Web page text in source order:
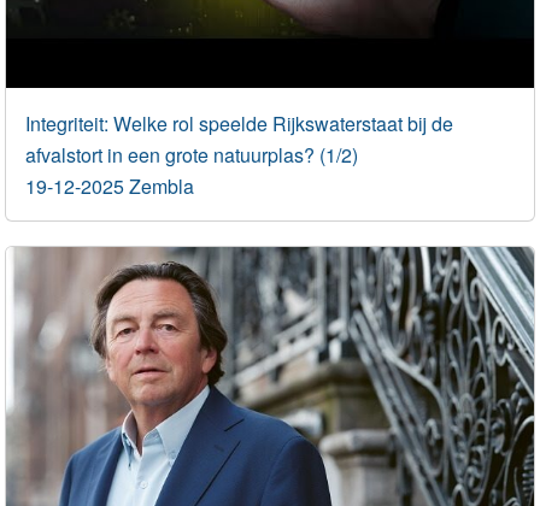
Integriteit: Welke rol speelde Rijkswaterstaat bij de
afvalstort in een grote natuurplas? (1/2)
19-12-2025 Zembla